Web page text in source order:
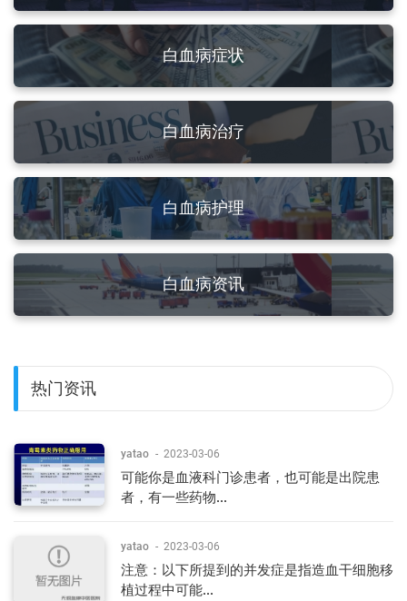
白血病症状
白血病治疗
白血病护理
白血病资讯
热门资讯
yatao - 2023-03-06
可能你是血液科门诊患者，也可能是出院患
者，有一些药物...
yatao - 2023-03-06
注意：以下所提到的并发症是指造血干细胞移
植过程中可能...